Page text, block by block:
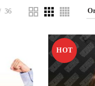
36
HOT